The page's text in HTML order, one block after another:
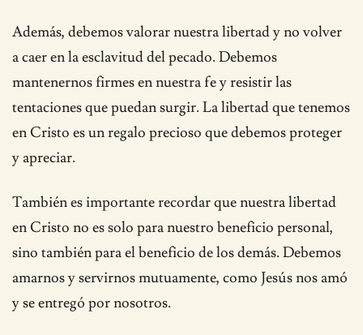
Además, debemos valorar nuestra libertad y no volver
a caer en la esclavitud del pecado. Debemos
mantenernos firmes en nuestra fe y resistir las
tentaciones que puedan surgir. La libertad que tenemos
en Cristo es un regalo precioso que debemos proteger
y apreciar.
También es importante recordar que nuestra libertad
en Cristo no es solo para nuestro beneficio personal,
sino también para el beneficio de los demás. Debemos
amarnos y servirnos mutuamente, como Jesús nos amó
y se entregó por nosotros.